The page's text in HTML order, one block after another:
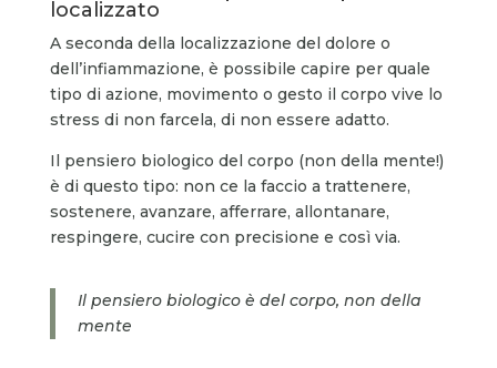
localizzato
A seconda della localizzazione del dolore o
dell’infiammazione, è possibile capire per quale
tipo di azione, movimento o gesto il corpo vive lo
stress di non farcela, di non essere adatto.
Il pensiero biologico del corpo (non della mente!)
è di questo tipo: non ce la faccio a trattenere,
sostenere, avanzare, afferrare, allontanare,
respingere, cucire con precisione e così via.
Il pensiero biologico è del corpo, non della
mente